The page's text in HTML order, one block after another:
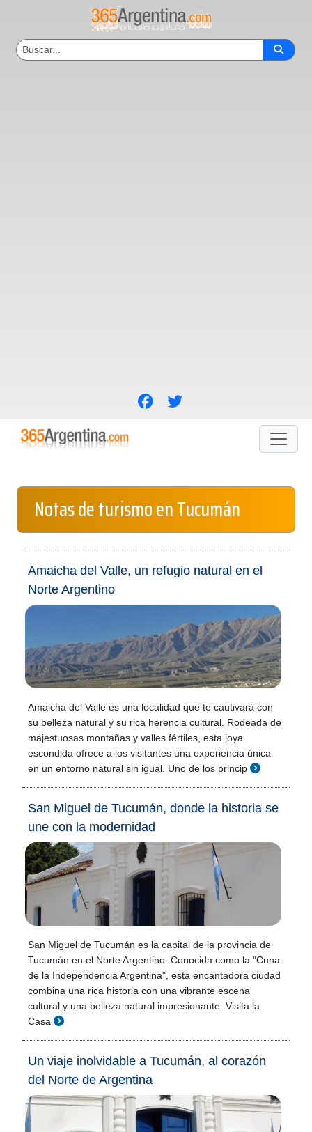
Notas de turismo en Tucumán
Amaicha del Valle, un refugio natural en el
Norte Argentino
Amaicha del Valle es una localidad que te cautivará con
su belleza natural y su rica herencia cultural. Rodeada de
majestuosas montañas y valles fértiles, esta joya
escondida ofrece a los visitantes una experiencia única
en un entorno natural sin igual. Uno de los princip
San Miguel de Tucumán, donde la historia se
une con la modernidad
San Miguel de Tucumán es la capital de la provincia de
Tucumán en el Norte Argentino. Conocida como la "Cuna
de la Independencia Argentina", esta encantadora ciudad
combina una rica historia con una vibrante escena
cultural y una belleza natural impresionante. Visita la
Casa
Un viaje inolvidable a Tucumán, al corazón
del Norte de Argentina